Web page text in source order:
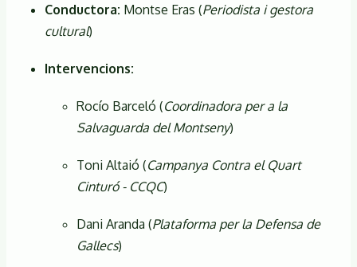
Conductora: Montse Eras (Periodista i gestora
cultural)
Intervencions:
Rocío Barceló (Coordinadora per a la
Salvaguarda del Montseny)
Toni Altaió (Campanya Contra el Quart
Cinturó - CCQC)
Dani Aranda (Plataforma per la Defensa de
Gallecs)